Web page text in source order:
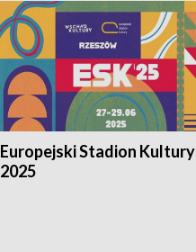
Europejski Stadion Kultury
2025